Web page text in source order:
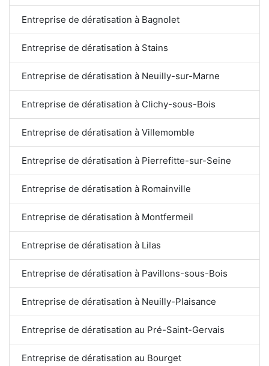
Entreprise de dératisation à Bagnolet
Entreprise de dératisation à Stains
Entreprise de dératisation à Neuilly-sur-Marne
Entreprise de dératisation à Clichy-sous-Bois
Entreprise de dératisation à Villemomble
Entreprise de dératisation à Pierrefitte-sur-Seine
Entreprise de dératisation à Romainville
Entreprise de dératisation à Montfermeil
Entreprise de dératisation à Lilas
Entreprise de dératisation à Pavillons-sous-Bois
Entreprise de dératisation à Neuilly-Plaisance
Entreprise de dératisation au Pré-Saint-Gervais
Entreprise de dératisation au Bourget